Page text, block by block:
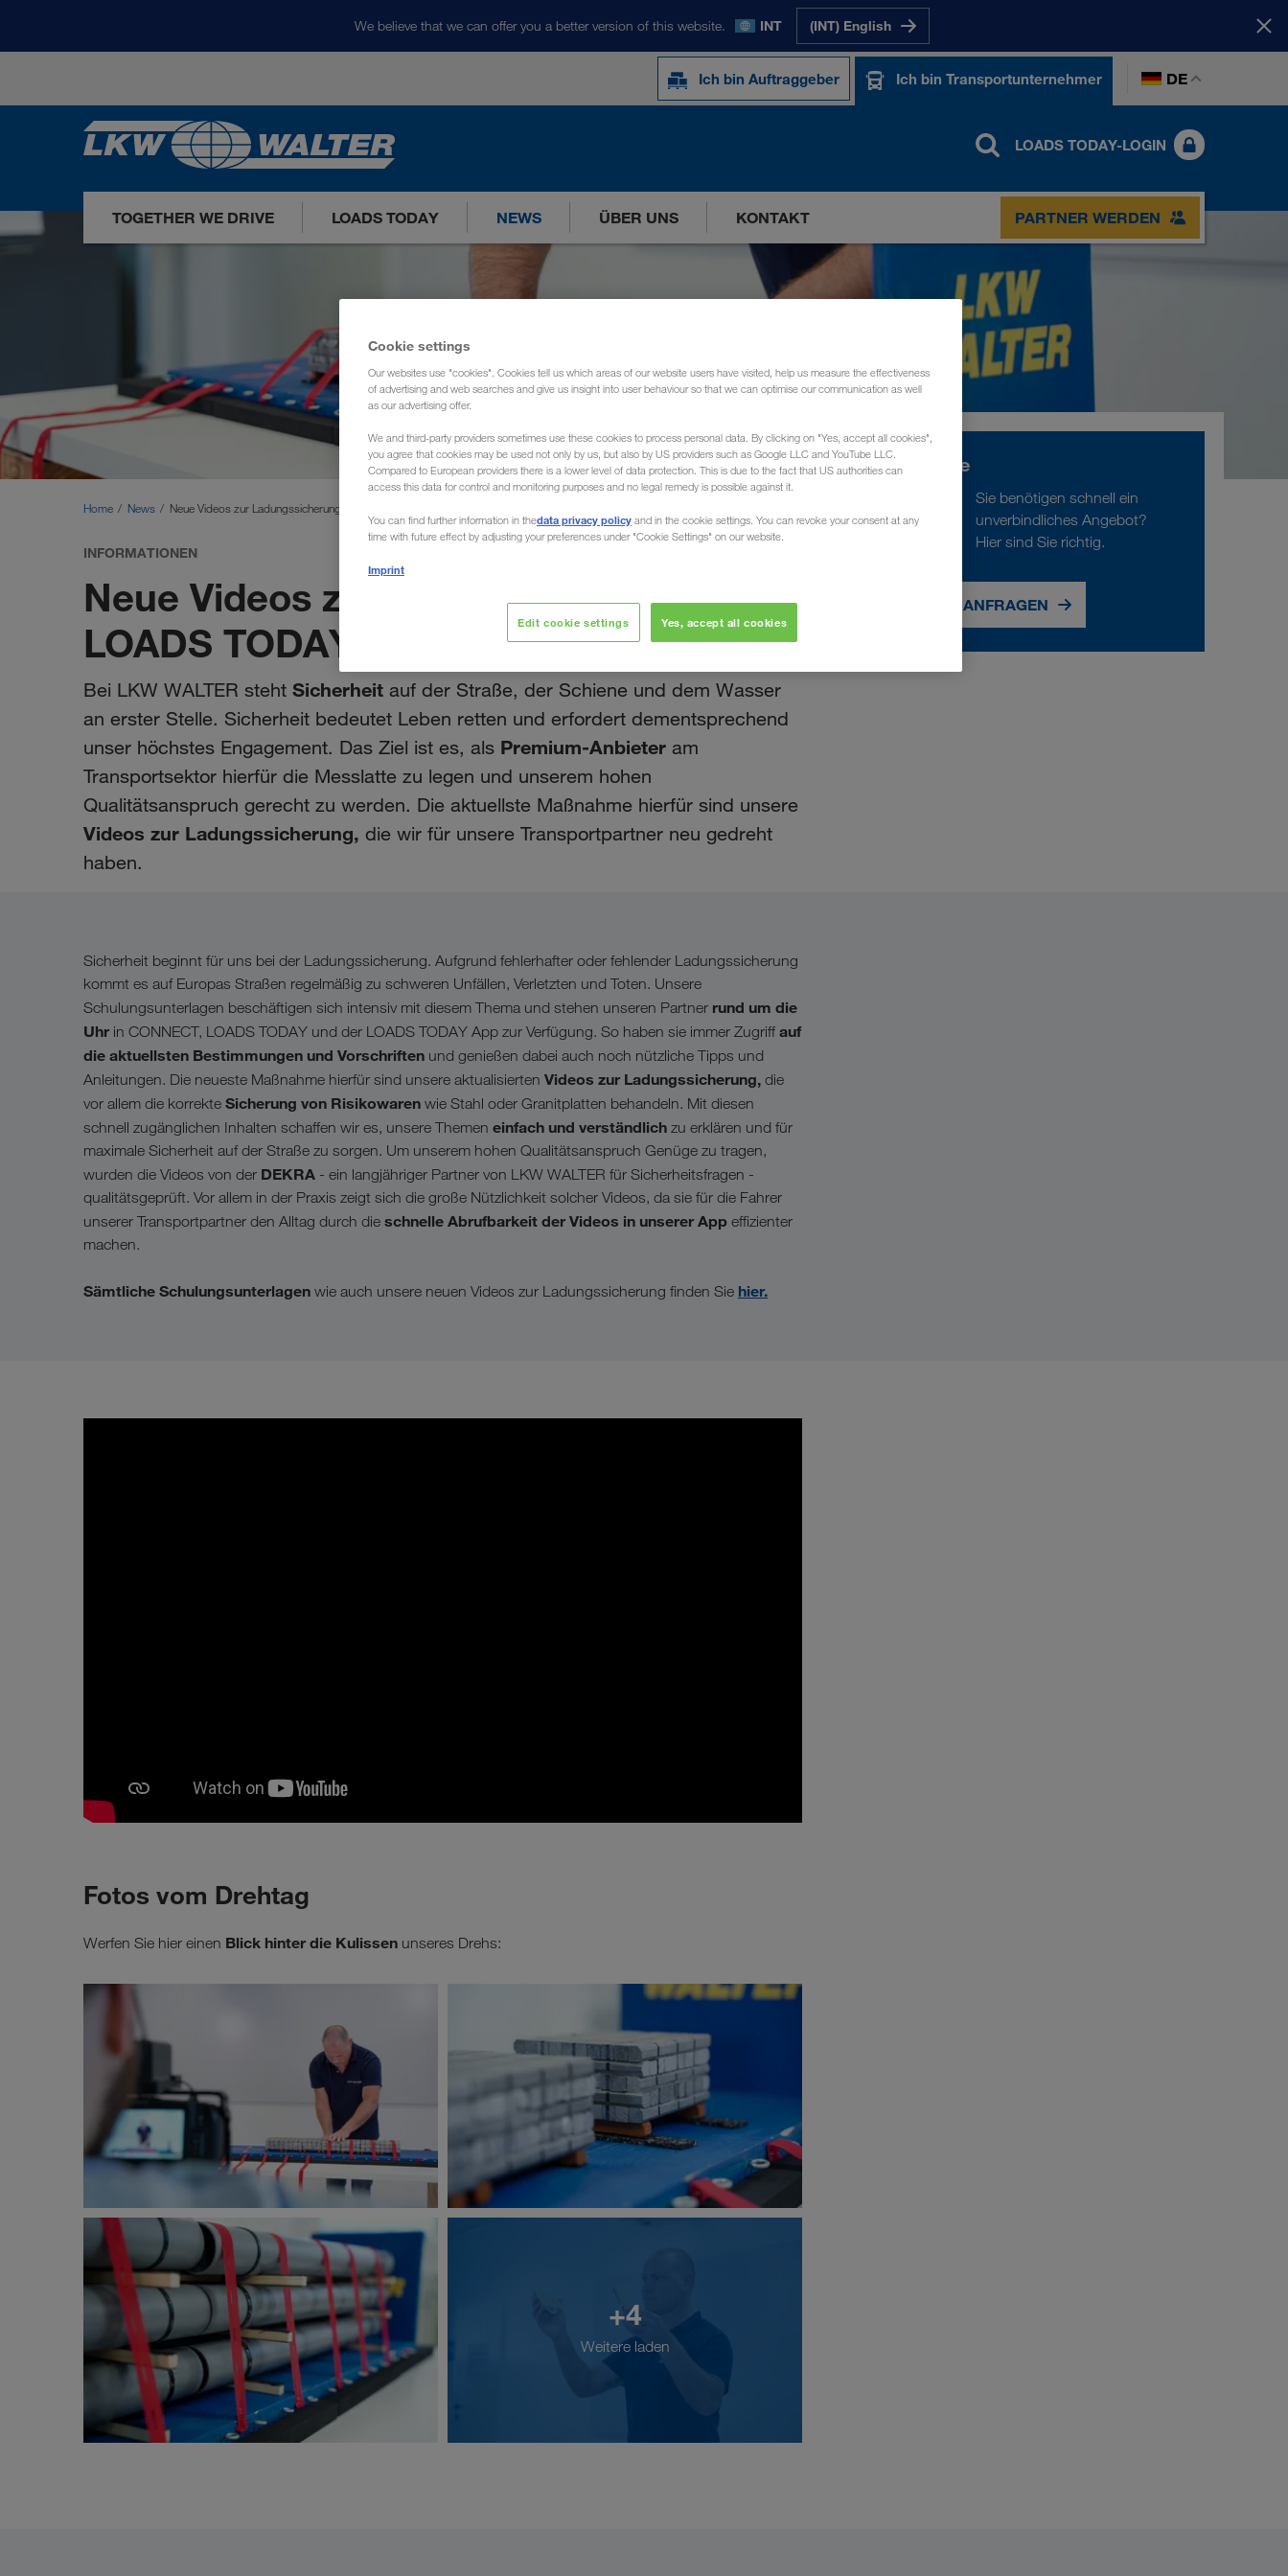
We believe that we can offer you a better version of this website. INT (INT) English
Ich bin Auftraggeber Ich bin Transportunternehmer DE
LOADS TODAY-LOGIN
TOGETHER WE DRIVE LOADS TODAY NEWS ÜBER UNS KONTAKT PARTNER WERDEN
Home News Neue Videos zur Ladungssicherung in LOADS TODAY
INFORMATIONEN
Neue Videos zur Ladungssicherung in
LOADS TODAY
Bei LKW WALTER steht Sicherheit auf der Straße, der Schiene und dem Wasser
an erster Stelle. Sicherheit bedeutet Leben retten und erfordert dementsprechend
unser höchstes Engagement. Das Ziel ist es, als Premium-Anbieter am
Transportsektor hierfür die Messlatte zu legen und unserem hohen
Qualitätsanspruch gerecht zu werden. Die aktuellste Maßnahme hierfür sind unsere
Videos zur Ladungssicherung, die wir für unsere Transportpartner neu gedreht
haben.
Sicherheit beginnt für uns bei der Ladungssicherung. Aufgrund fehlerhafter oder fehlender Ladungssicherung
kommt es auf Europas Straßen regelmäßig zu schweren Unfällen, Verletzten und Toten. Unsere
Schulungsunterlagen beschäftigen sich intensiv mit diesem Thema und stehen unseren Partner rund um die
Uhr in CONNECT, LOADS TODAY und der LOADS TODAY App zur Verfügung. So haben sie immer Zugriff auf
die aktuellsten Bestimmungen und Vorschriften und genießen dabei auch noch nützliche Tipps und
Anleitungen. Die neueste Maßnahme hierfür sind unsere aktualisierten Videos zur Ladungssicherung, die
vor allem die korrekte Sicherung von Risikowaren wie Stahl oder Granitplatten behandeln. Mit diesen
schnell zugänglichen Inhalten schaffen wir es, unsere Themen einfach und verständlich zu erklären und für
maximale Sicherheit auf der Straße zu sorgen. Um unserem hohen Qualitätsanspruch Genüge zu tragen,
wurden die Videos von der DEKRA - ein langjähriger Partner von LKW WALTER für Sicherheitsfragen -
qualitätsgeprüft. Vor allem in der Praxis zeigt sich die große Nützlichkeit solcher Videos, da sie für die Fahrer
unserer Transportpartner den Alltag durch die schnelle Abrufbarkeit der Videos in unserer App effizienter
machen.
Sämtliche Schulungsunterlagen wie auch unsere neuen Videos zur Ladungssicherung finden Sie hier.
Fotos vom Drehtag
Werfen Sie hier einen Blick hinter die Kulissen unseres Drehs:
+4
Weitere laden
Anfrage
Sie benötigen schnell ein
unverbindliches Angebot?
Hier sind Sie richtig.
JETZT ANFRAGEN
Cookie settings
Our websites use "cookies". Cookies tell us which areas of our website users have visited, help us measure the effectiveness
of advertising and web searches and give us insight into user behaviour so that we can optimise our communication as well
as our advertising offer.
We and third-party providers sometimes use these cookies to process personal data. By clicking on "Yes, accept all cookies",
you agree that cookies may be used not only by us, but also by US providers such as Google LLC and YouTube LLC.
Compared to European providers there is a lower level of data protection. This is due to the fact that US authorities can
access this data for control and monitoring purposes and no legal remedy is possible against it.
You can find further information in thedata privacy policy and in the cookie settings. You can revoke your consent at any
time with future effect by adjusting your preferences under "Cookie Settings" on our website.
Imprint
Edit cookie settings Yes, accept all cookies